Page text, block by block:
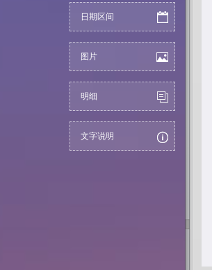
日期区间
图片
明细
文字说明